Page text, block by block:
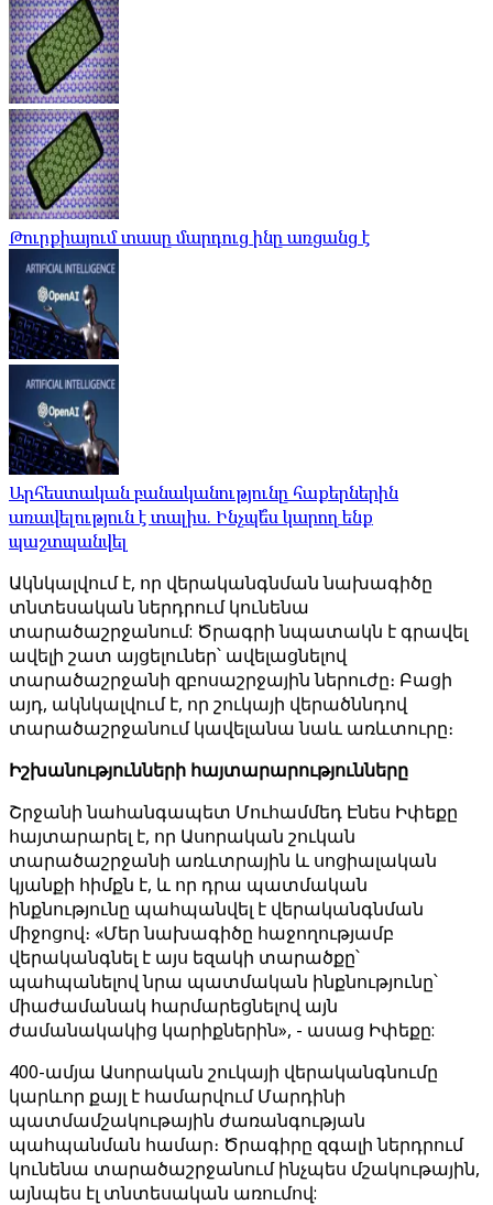
Թուրքիայում տասը մարդուց ինը առցանց է
Արհեստական ​​բանականությունը հաքերներին
առավելություն է տալիս. Ինչպե՞ս կարող ենք
պաշտպանվել
Ակնկալվում է, որ վերականգնման նախագիծը
տնտեսական ներդրում կունենա
տարածաշրջանում: Ծրագրի նպատակն է գրավել
ավելի շատ այցելուներ՝ ավելացնելով
տարածաշրջանի զբոսաշրջային ներուժը։ Բացի
այդ, ակնկալվում է, որ շուկայի վերածննդով
տարածաշրջանում կավելանա նաև առևտուրը։
Իշխանությունների հայտարարությունները
Շրջանի նահանգապետ Մուհամմեդ Էնես Իփեքը
հայտարարել է, որ Ասորական շուկան
տարածաշրջանի առևտրային և սոցիալական
կյանքի հիմքն է, և որ դրա պատմական
ինքնությունը պահպանվել է վերականգնման
միջոցով։ «Մեր նախագիծը հաջողությամբ
վերականգնել է այս եզակի տարածքը՝
պահպանելով նրա պատմական ինքնությունը՝
միաժամանակ հարմարեցնելով այն
ժամանակակից կարիքներին», - ասաց Իփեքը:
400-ամյա Ասորական շուկայի վերականգնումը
կարևոր քայլ է համարվում Մարդինի
պատմամշակութային ժառանգության
պահպանման համար։ Ծրագիրը զգալի ներդրում
կունենա տարածաշրջանում ինչպես մշակութային,
այնպես էլ տնտեսական առումով: